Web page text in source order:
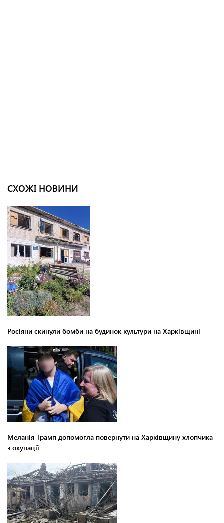
СХОЖІ НОВИНИ
Росіяни скинули бомби на будинок культури на Харківщині
Меланія Трамп допомогла повернути на Харківщину хлопчика
з окупації